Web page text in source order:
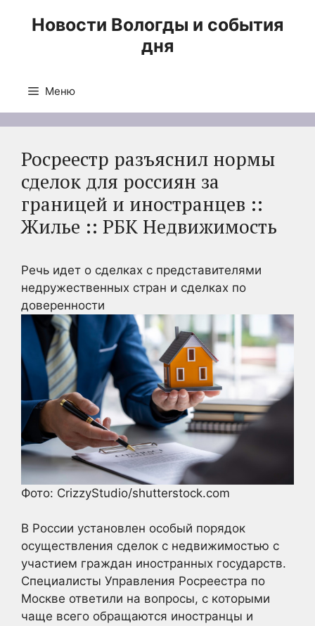
Новости Вологды и события
дня
Меню
Росреестр разъяснил нормы
сделок для россиян за
границей и иностранцев ::
Жилье :: РБК Недвижимость
Речь идет о сделках с представителями
недружественных стран и сделках по
доверенности
Фото: CrizzyStudio/shutterstock.com
В России установлен особый порядок
осуществления сделок с недвижимостью с
участием граждан иностранных государств.
Специалисты Управления Росреестра по
Москве ответили на вопросы, с которыми
чаще всего обращаются иностранцы и